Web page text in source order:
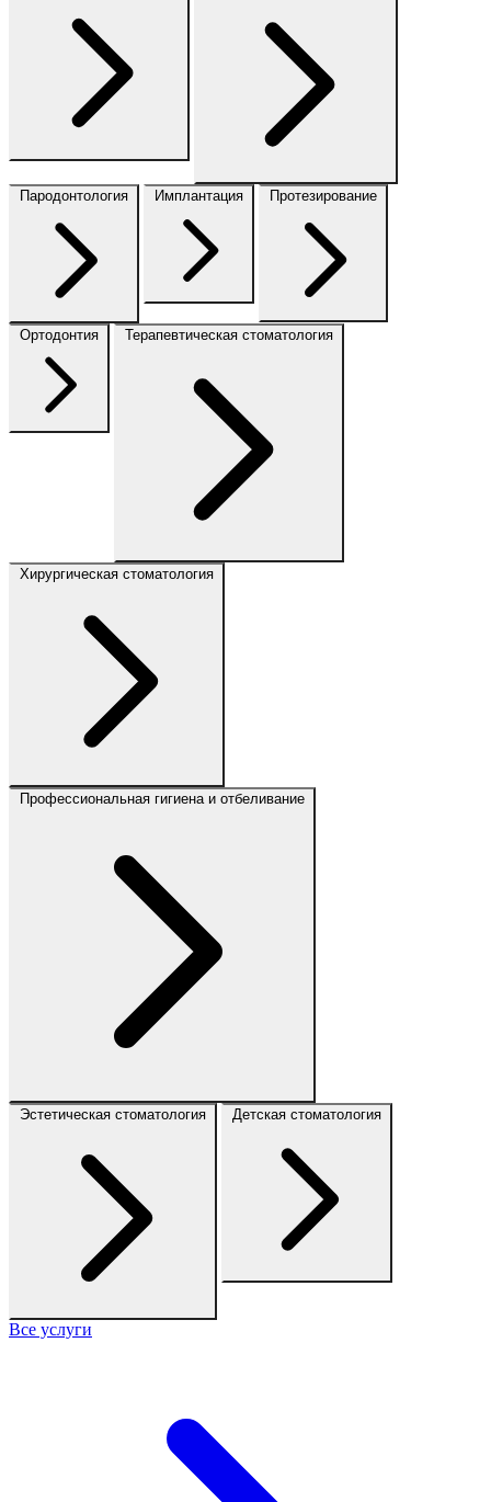
Пародонтология Имплантация Протезирование
Ортодонтия Терапевтическая стоматология
Хирургическая стоматология
Профессиональная гигиена и отбеливание
Эстетическая стоматология Детская стоматология
Все услуги